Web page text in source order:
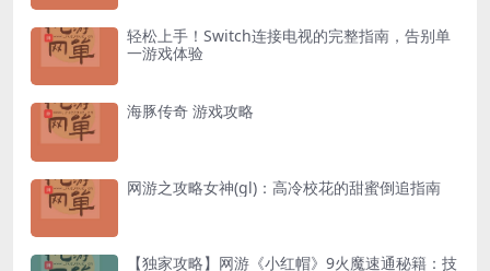
轻松上手！Switch连接电视的完整指南，告别单
一游戏体验
海豚传奇 游戏攻略
网游之攻略女神(gl)：高冷校花的甜蜜倒追指南
【独家攻略】网游《小红帽》9火魔速通秘籍：技